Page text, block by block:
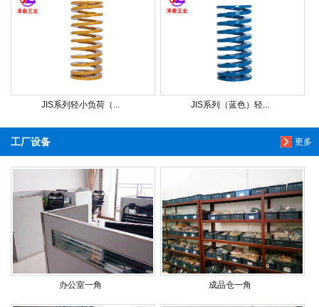
JIS系列轻小负荷（... JIS系列（蓝色）轻...
更多
工厂设备
办公室一角 成品仓一角